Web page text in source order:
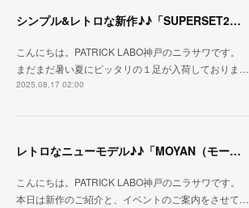
シンプル&レトロな新作♪♪「SUPERSET2（スーパーセット2）」
こんにちは。PATRICK LABO神戸のニラサワです。
まだまだ暑い夏にピッタリの１足が入荷しておりま…
2025.08.17 02:00
レトロなニューモデル♪♪「MOYAN（モーヤン）」
こんにちは。PATRICK LABO神戸のニラサワです。
本日は新作のご紹介と、イベントのご案内をさせて…